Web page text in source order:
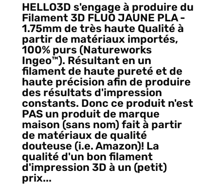
HELLO3D s'engage à produire du
Filament 3D FLUO JAUNE PLA -
1.75mm de très haute Qualité à
partir de matériaux importés,
100% purs (Natureworks
Ingeo™️). Résultant en un
filament de haute pureté et de
haute précision afin de produire
des résultats d'impression
constants. Donc ce produit n'est
PAS un produit de marque
maison (sans nom) fait à partir
de matériaux de qualité
douteuse (i.e. Amazon)! La
qualité d'un bon filament
d'impression 3D à un (petit)
prix...